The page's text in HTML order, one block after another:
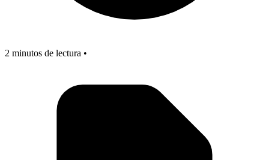
2 minutos de lectura •